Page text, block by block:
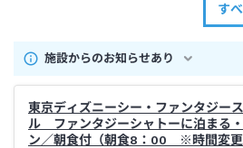
す
施設からのお知らせあり
東京ディズニーシー・ファンタジー
ル ファンタジーシャトーに泊まる
ン／朝食付（朝食8：00 ※時間変更